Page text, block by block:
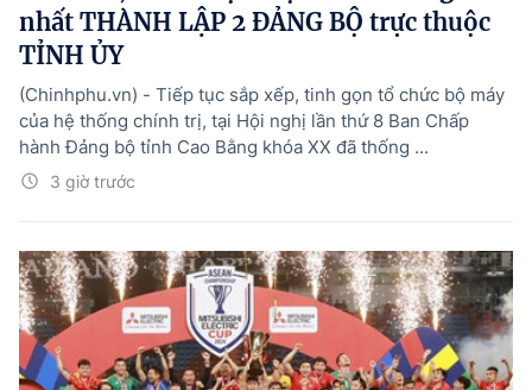
nhất THÀNH LẬP 2 ĐẢNG BỘ trực thuộc
TỈNH ỦY
3 giờ trước
(Chinhphu.vn) - Tiếp tục sắp xếp, tinh gọn tổ chức bộ máy
của hệ thống chính trị, tại Hội nghị lần thứ 8 Ban Chấp
hành Đảng bộ tỉnh Cao Bằng khóa XX đã thống ...